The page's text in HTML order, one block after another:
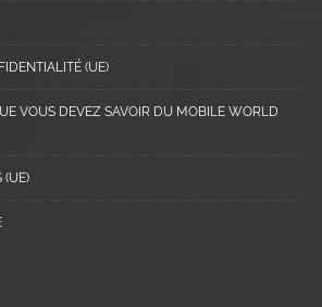
(UE)
VOUS DEVEZ SAVOIR DU MOBILE WORLD
(UE)